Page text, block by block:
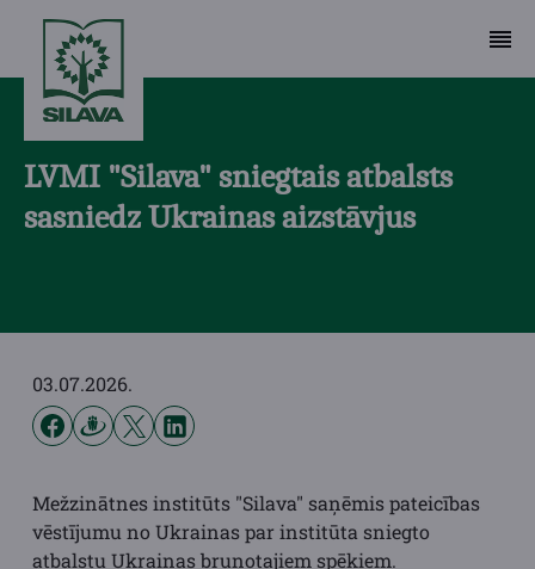
LVMI "Silava" sniegtais atbalsts
sasniedz Ukrainas aizstāvjus
03.07.2026.
Mežzinātnes institūts "Silava" saņēmis pateicības
vēstījumu no Ukrainas par institūta sniegto
atbalstu Ukrainas bruņotajiem spēkiem.